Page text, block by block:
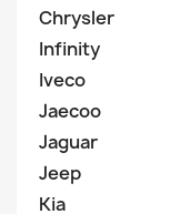
Chrysler
Infinity
Iveco
Jaecoo
Jaguar
Jeep
Kia